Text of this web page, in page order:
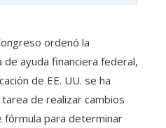
ordenó la
ayuda financiera federal,
de EE. UU. se ha
de realizar cambios
para determinar